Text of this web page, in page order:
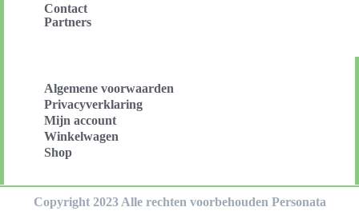
Contact
Partners
Algemene voorwaarden
Privacyverklaring
Mijn account
Winkelwagen
Shop
Copyright 2023 Alle rechten voorbehouden Personata